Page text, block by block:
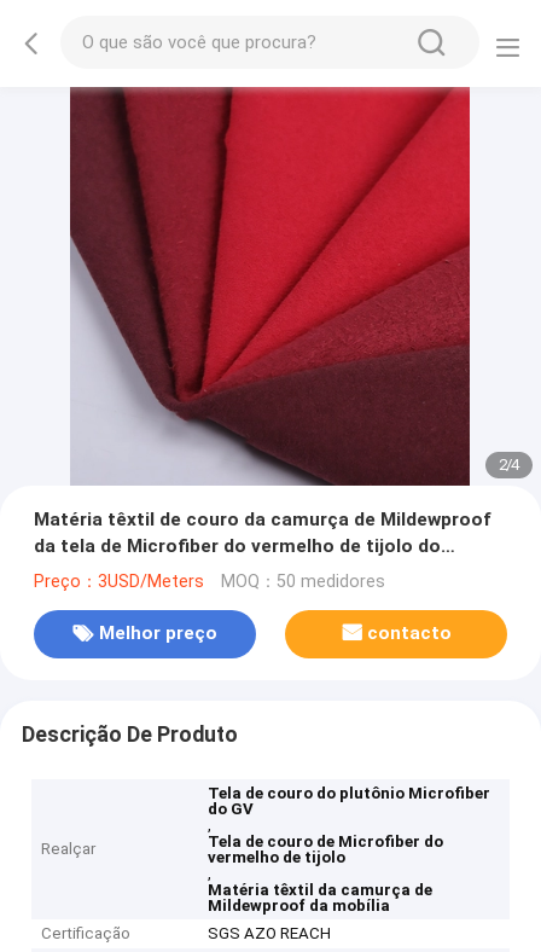
2/4
Matéria têxtil de couro da camurça de Mildewproof
da tela de Microfiber do vermelho de tijolo do
plutônio do GV para a mobília
Preço：3USD/Meters MOQ：50 medidores
Melhor preço contacto
Descrição De Produto
Realçar
Tela de couro do plutônio Microfiber
do GV
,
Tela de couro de Microfiber do
vermelho de tijolo
,
Matéria têxtil da camurça de
Mildewproof da mobília
Certificação
SGS AZO REACH